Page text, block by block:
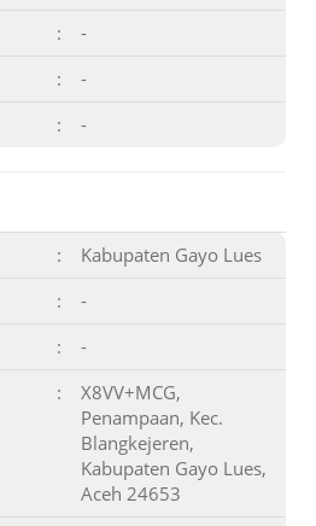
:
-
:
-
: -
:
Kabupaten Gayo Lues
:
-
:
-
:
X8VV+MCG,
Penampaan, Kec.
Blangkejeren,
Kabupaten Gayo Lues,
Aceh 24653